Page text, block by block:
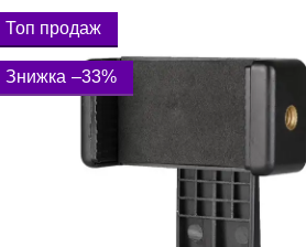
Топ продаж
–33%